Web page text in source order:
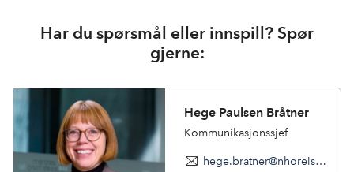
Har du spørsmål eller innspill? Spør
gjerne:
Hege Paulsen Bråtner
Kommunikasjonssjef
hege.bratner@nhoreiseliv.no